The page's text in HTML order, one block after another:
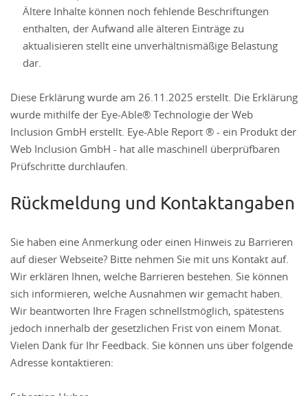
Ältere Inhalte können noch fehlende Beschriftungen
enthalten, der Aufwand alle älteren Einträge zu
aktualisieren stellt eine unverhältnismäßige Belastung
dar.
Diese Erklärung wurde am 26.11.2025 erstellt. Die Erklärung
wurde mithilfe der Eye-Able® Technologie der Web
Inclusion GmbH erstellt. Eye-Able Report ® - ein Produkt der
Web Inclusion GmbH - hat alle maschinell überprüfbaren
Prüfschritte durchlaufen.
Rückmeldung und Kontaktangaben
Sie haben eine Anmerkung oder einen Hinweis zu Barrieren
auf dieser Webseite? Bitte nehmen Sie mit uns Kontakt auf.
Wir erklären Ihnen, welche Barrieren bestehen. Sie können
sich informieren, welche Ausnahmen wir gemacht haben.
Wir beantworten Ihre Fragen schnellstmöglich, spätestens
jedoch innerhalb der gesetzlichen Frist von einem Monat.
Vielen Dank für Ihr Feedback. Sie können uns über folgende
Adresse kontaktieren: